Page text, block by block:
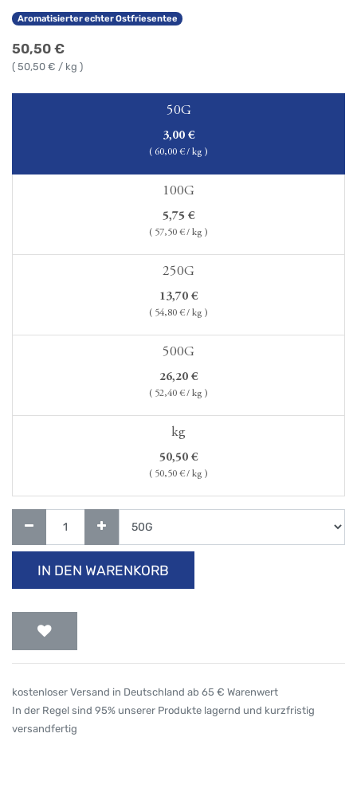
Aromatisierter echter Ostfriesentee
50,50 €
( 50,50 € / kg )
50G
3,00 €
( 60,00 € / kg )
100G
5,75 €
( 57,50 € / kg )
250G
13,70 €
( 54,80 € / kg )
500G
26,20 €
( 52,40 € / kg )
kg
50,50 €
( 50,50 € / kg )
IN DEN WARENKORB
kostenloser Versand in Deutschland ab 65 € Warenwert
In der Regel sind 95% unserer Produkte lagernd und kurzfristig
versandfertig